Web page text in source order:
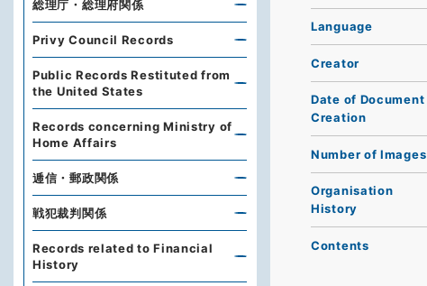
Language
Creator
Date of Document
Creation
Number of Images
Organisation
History
Contents
総理庁・総理府関係
Privy Council Records
Public Records Restituted from
the United States
Records concerning Ministry of
Home Affairs
逓信・郵政関係
戦犯裁判関係
Records related to Financial
History